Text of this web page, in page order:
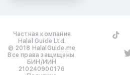
Частная компания
Halal Guide Ltd.
© 2018 HalalGuide.me
Все права защищены.
БИН/ИИН
210240900176